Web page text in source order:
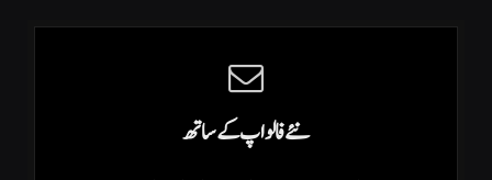
نئے فالو اپ کے ساتھ